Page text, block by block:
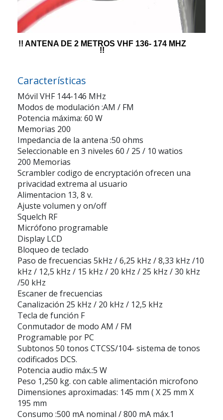
!! ANTENA DE 2 METROS VHF 136- 174 MHZ
!!
Características
Móvil VHF 144-146 MHz
Modos de modulación :AM / FM
Potencia máxima: 60 W
Memorias 200
Impedancia de la antena :50 ohms
Seleccionable en 3 niveles 60 / 25 / 10 watios
200 Memorias
Scrambler codigo de encryptación ofrecen una
privacidad extrema al usuario
Alimentacion 13, 8 v.
Ajuste volumen y on/off
Squelch RF
Micrófono programable
Display LCD
Bloqueo de teclado
Paso de frecuencias 5kHz / 6,25 kHz / 8,33 kHz /10
kHz / 12,5 kHz / 15 kHz / 20 kHz / 25 kHz / 30 kHz
/50 kHz
Escaner de frecuencias
Canalización 25 kHz / 20 kHz / 12,5 kHz
Tecla de función F
Conmutador de modo AM / FM
Programable por PC
Subtonos 50 tonos CTCSS/104- sistema de tonos
codificados DCS.
Potencia audio máx.:5 W
Peso 1,250 kg. con cable alimentación microfono
Dimensiones aproximadas: 145 mm ( X 25 mm X
195 mm
Consumo :500 mA nominal / 800 mA máx.1